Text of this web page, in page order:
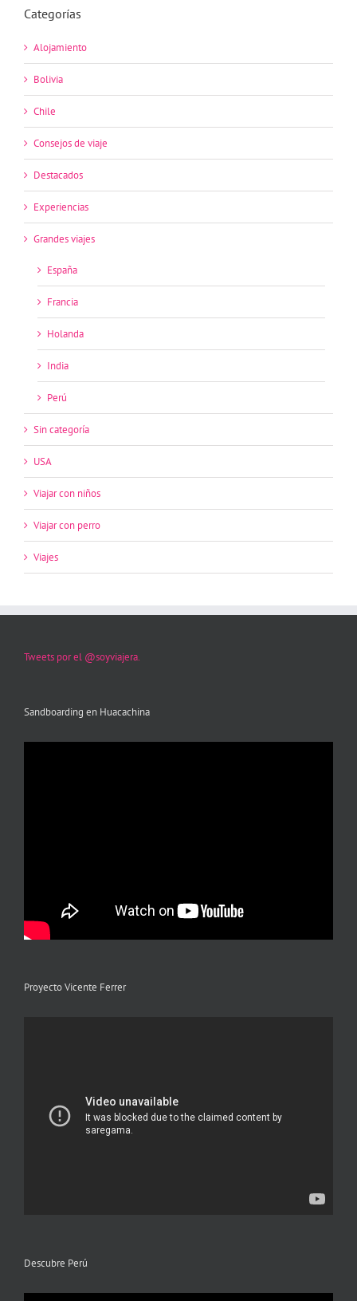
Categorías
Alojamiento
Bolivia
Chile
Consejos de viaje
Destacados
Experiencias
Grandes viajes
España
Francia
Holanda
India
Perú
Sin categoría
USA
Viajar con niños
Viajar con perro
Viajes
Tweets por el @soyviajera.
Sandboarding en Huacachina
Proyecto Vicente Ferrer
Descubre Perú